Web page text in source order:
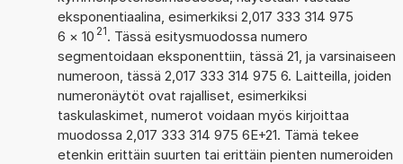
eksponentiaalina, esimerkiksi 2,017 333 314 975
6 × 10 21. Tässä esitysmuodossa numero
segmentoidaan eksponenttiin, tässä 21, ja varsinaiseen
numeroon, tässä 2,017 333 314 975 6. Laitteilla, joiden
numeronäytöt ovat rajalliset, esimerkiksi
taskulaskimet, numerot voidaan myös kirjoittaa
muodossa 2,017 333 314 975 6E+21. Tämä tekee
etenkin erittäin suurten tai erittäin pienten numeroiden